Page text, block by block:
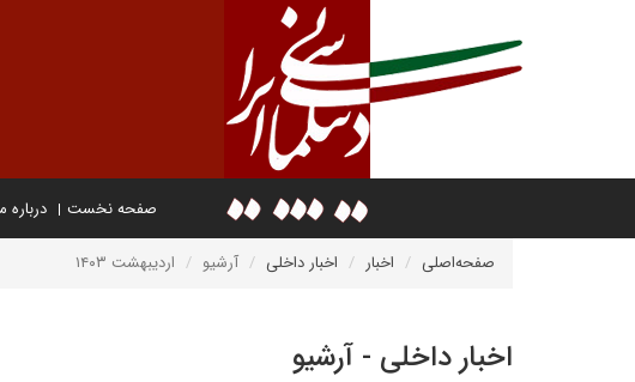
صفحه نخست درباره
صفحه‌اصلی اخبار اخبار داخلی آرشیو اردیبهشت ۱۴۰۳
اخبار داخلی - آرشیو